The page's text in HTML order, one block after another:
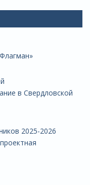
в Свердловской
2025-2026